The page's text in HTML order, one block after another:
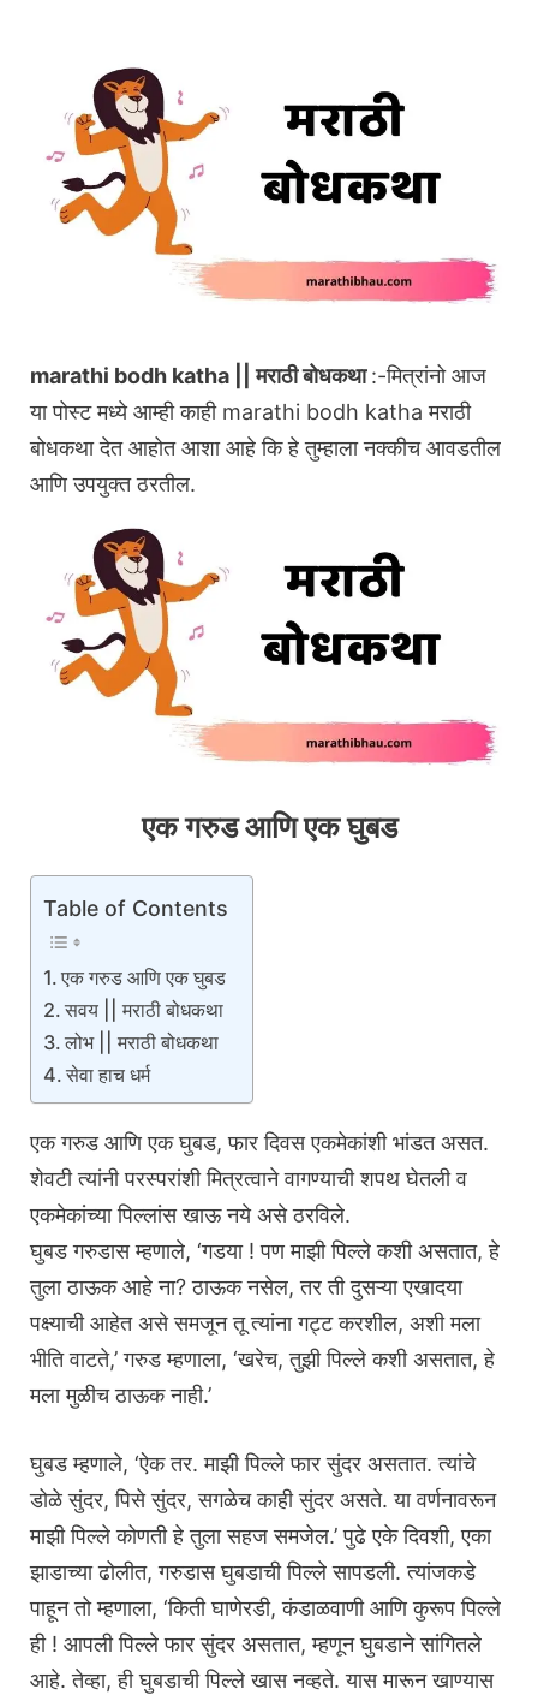
marathi bodh katha || मराठी बोधकथा:-मित्रांनो आज
या पोस्ट मध्ये आम्ही काही marathi bodh katha मराठी
बोधकथा देत आहोत आशा आहे कि हे तुम्हाला नक्कीच आवडतील
आणि उपयुक्त ठरतील.
एक गरुड आणि एक घुबड
Table of Contents
एक गरुड आणि एक घुबड
सवय || मराठी बोधकथा
लोभ || मराठी बोधकथा
सेवा हाच धर्म
एक गरुड आणि एक घुबड, फार दिवस एकमेकांशी भांडत असत.
शेवटी त्यांनी परस्परांशी मित्रत्वाने वागण्याची शपथ घेतली व
एकमेकांच्या पिल्लांस खाऊ नये असे ठरविले.
घुबड गरुडास म्हणाले, ‘गडया ! पण माझी पिल्ले कशी असतात, हे
तुला ठाऊक आहे ना? ठाऊक नसेल, तर ती दुसऱ्या एखादया
पक्ष्याची आहेत असे समजून तू त्यांना गट्ट करशील, अशी मला
भीति वाटते,’ गरुड म्हणाला, ‘खरेच, तुझी पिल्ले कशी असतात, हे
मला मुळीच ठाऊक नाही.’
घुबड म्हणाले, ‘ऐक तर. माझी पिल्ले फार सुंदर असतात. त्यांचे
डोळे सुंदर, पिसे सुंदर, सगळेच काही सुंदर असते. या वर्णनावरून
माझी पिल्ले कोणती हे तुला सहज समजेल.’ पुढे एके दिवशी, एका
झाडाच्या ढोलीत, गरुडास घुबडाची पिल्ले सापडली. त्यांजकडे
पाहून तो म्हणाला, ‘किती घाणेरडी, कंडाळवाणी आणि कुरूप पिल्ले
ही ! आपली पिल्ले फार सुंदर असतात, म्हणून घुबडाने सांगितले
आहे. तेव्हा, ही घुबडाची पिल्ले खास नव्हते. यास मारून खाण्यास